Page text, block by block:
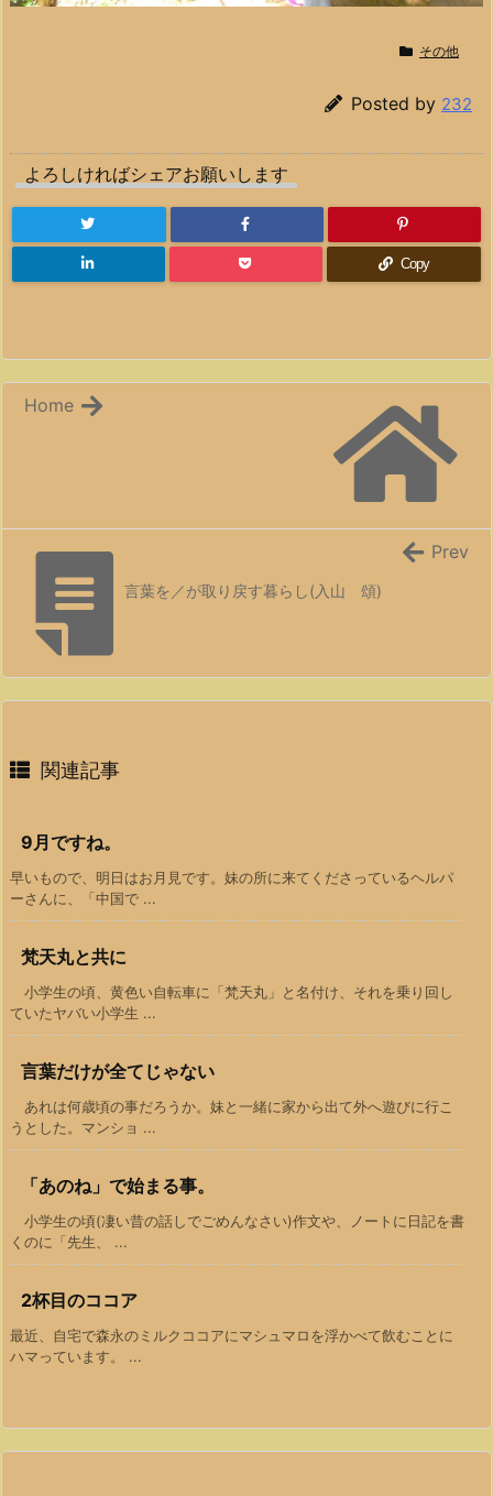
その他
Posted by 232
よろしければシェアお願いします
Copy
Home
言葉を／が取り戻す暮らし(入山 頌)
Prev
関連記事
9月ですね。
早いもので、明日はお月見です。妹の所に来てくださっているヘルパ
ーさんに、「中国で ...
梵天丸と共に
小学生の頃、黄色い自転車に「梵天丸」と名付け、それを乗り回し
ていたヤバい小学生 ...
言葉だけが全てじゃない
あれは何歳頃の事だろうか。妹と一緒に家から出て外へ遊びに行こ
うとした。マンショ ...
「あのね」で始まる事。
小学生の頃(凄い昔の話しでごめんなさい)作文や、ノートに日記を書
くのに「先生、 ...
2杯目のココア
最近、自宅で森永のミルクココアにマシュマロを浮かべて飲むことに
ハマっています。 ...